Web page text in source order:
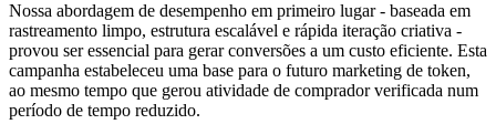
Nossa abordagem de desempenho em primeiro lugar - baseada em
rastreamento limpo, estrutura escalável e rápida iteração criativa -
provou ser essencial para gerar conversões a um custo eficiente. Esta
campanha estabeleceu uma base para o futuro marketing de token,
ao mesmo tempo que gerou atividade de comprador verificada num
período de tempo reduzido.